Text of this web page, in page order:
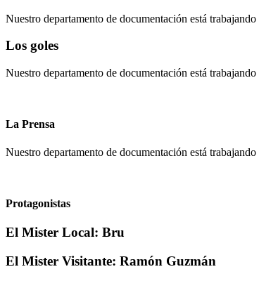
Nuestro departamento de documentación está
Los goles
Nuestro departamento de documentación está
La Prensa
Nuestro departamento de documentación está
Protagonistas
El Mister Local: Bru
El Mister Visitante: Ramón Guzmán